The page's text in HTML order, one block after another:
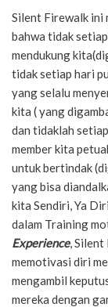
Silent Firewalk ini
bahwa tidak
mendukung
tidak setiap hari
yang selalu
kita ( yang
dan tidaklah
member kita
untuk bertindak
yang bisa
kita Sendiri, Ya
dalam Training
Experience,
memotivasi diri
mengambil
mereka dengan